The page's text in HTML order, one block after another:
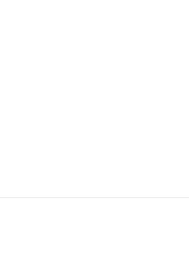
Rind & Gemüse